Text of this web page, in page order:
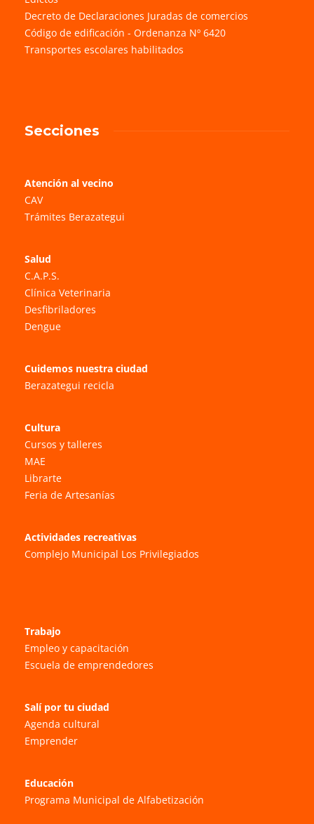
Decreto de Declaraciones Juradas de comercios
Código de edificación - Ordenanza Nº 6420
Transportes escolares habilitados
Secciones
Atención al vecino
CAV
Trámites Berazategui
Salud
C.A.P.S.
Clínica Veterinaria
Desfibriladores
Dengue
Cuidemos nuestra ciudad
Berazategui recicla
Cultura
Cursos y talleres
MAE
Librarte
Feria de Artesanías
Actividades recreativas
Complejo Municipal Los Privilegiados
Trabajo
Empleo y capacitación
Escuela de emprendedores
Salí por tu ciudad
Agenda cultural
Emprender
Educación
Programa Municipal de Alfabetización